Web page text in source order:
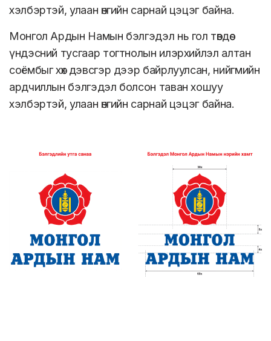
хэлбэртэй, улаан өнгийн сарнай цэцэг байна.
Монгол Ардын Намын бэлгэдэл нь гол төвдөө
үндэсний тусгаар тогтнолын илэрхийлэл алтан
соёмбыг хөх дэвсгэр дээр байрлуулсан, нийгмийн
ардчиллын бэлгэдэл болсон таван хошуу
хэлбэртэй, улаан өнгийн сарнай цэцэг байна.